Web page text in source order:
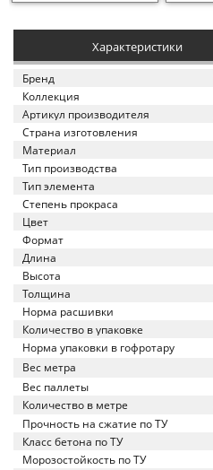
Характеристики
Бренд
Коллекция
Артикул производителя
Страна изготовления
Материал
Тип производства
Тип элемента
Степень прокраса
Цвет
Формат
Длина
Высота
Толщина
Норма расшивки
Количество в упаковке
Норма упаковки в гофротару
Вес метра
Вес паллеты
Количество в метре
Прочность на сжатие по ТУ
Класс бетона по ТУ
Морозостойкость по ТУ